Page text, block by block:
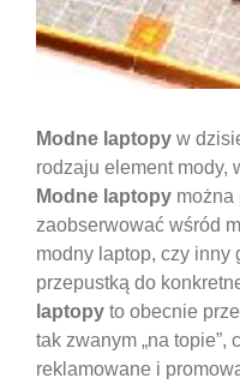
Modne laptopy w
rodzaju element mody,
Modne laptopy można
zaobserwować wśród
modny laptop, czy inny
przepustką do
laptopy to obecnie
tak zwanym „na topie”,
reklamowane i